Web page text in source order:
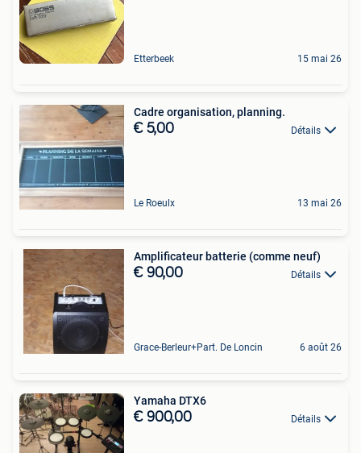
Etterbeek 15 mai 26
Cadre organisation, planning.
€ 5,00 Détails
Le Roeulx 13 mai 26
Amplificateur batterie (comme neuf)
€ 90,00 Détails
Grace-Berleur+Part. De Loncin 6 août 26
Yamaha DTX6
€ 900,00 Détails